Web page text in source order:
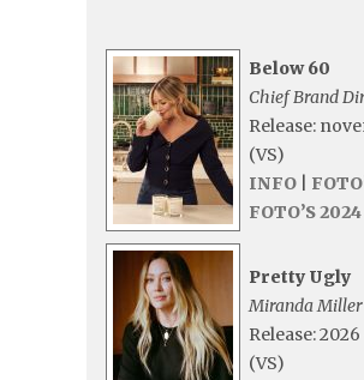
Below 60
Chief Brand
Release:
(VS)
INFO
FOTO’S 2024
Pretty Ugly
Miranda Miller
Release:
(VS)